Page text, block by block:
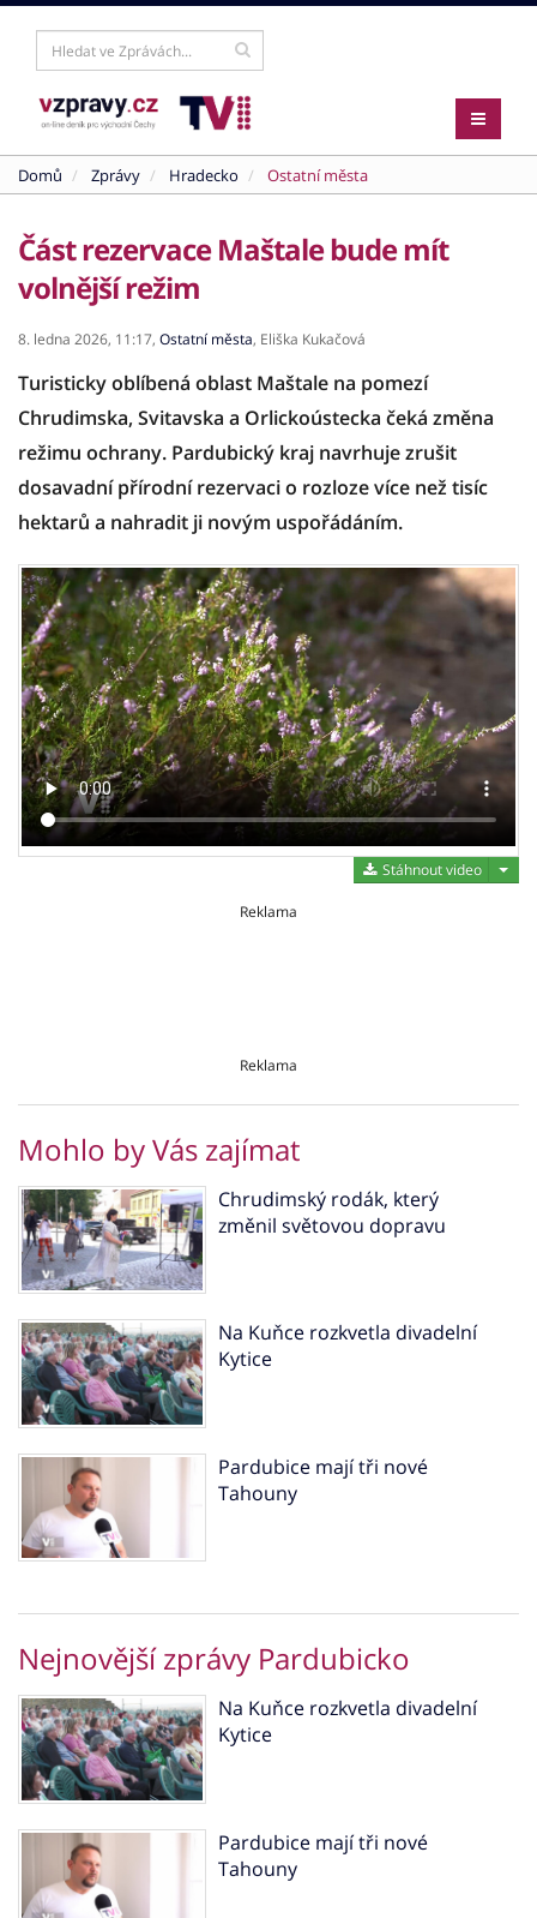
Domů Zprávy Hradecko Ostatní města
Část rezervace Maštale bude mít
volnější režim
8. ledna 2026, 11:17, Ostatní města, Eliška Kukačová
Turisticky oblíbená oblast Maštale na pomezí
Chrudimska, Svitavska a Orlickoústecka čeká změna
režimu ochrany. Pardubický kraj navrhuje zrušit
dosavadní přírodní rezervaci o rozloze více než tisíc
hektarů a nahradit ji novým uspořádáním.
Stáhnout video
Reklama
Reklama
Mohlo by Vás zajímat
Chrudimský rodák, který
změnil světovou dopravu
Na Kuňce rozkvetla divadelní
Kytice
Pardubice mají tři nové
Tahouny
Nejnovější zprávy Pardubicko
Na Kuňce rozkvetla divadelní
Kytice
Pardubice mají tři nové
Tahouny